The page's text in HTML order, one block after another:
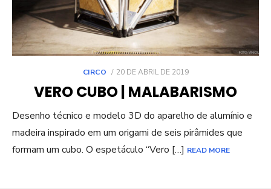
CIRCO
POSTED
20 DE ABRIL DE 2019
VERO CUBO | MALABARISMO
Desenho técnico e modelo 3D do aparelho de alumínio e
madeira inspirado em um origami de seis pirâmides que
formam um cubo. O espetáculo “Vero […] READ MORE